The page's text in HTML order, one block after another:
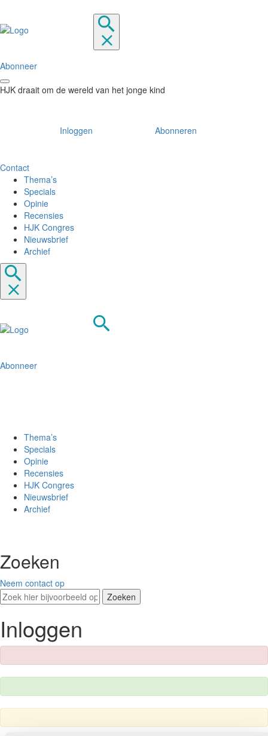
Abonneer
HJK draait om de wereld van het jonge kind
Inloggen Abonneren
Contact
Thema’s
Specials
Opinie
Recensies
HJK Congres
Nieuwsbrief
Archief
Abonneer
Thema’s
Specials
Opinie
Recensies
HJK Congres
Nieuwsbrief
Archief
Zoeken
Neem contact op
Zoeken
Inloggen